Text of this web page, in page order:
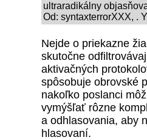
ultraradikálny
Od: syntaxterrorXXX, .
Nejde o priekazne
skutočne
aktivačných
spôsobuje obrovské
nakoľko poslanci
vymýšľať rôzne
a odhlasovania, aby
hlasovaní.